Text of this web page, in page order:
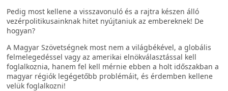
Pedig most kellene a visszavonuló és a rajtra készen álló
vezérpolitikusainknak hitet nyújtaniuk az embereknek! De
hogyan?
A Magyar Szövetségnek most nem a világbékével, a globális
felmelegedéssel vagy az amerikai elnökválasztással kell
foglalkoznia, hanem fel kell mérnie ebben a holt időszakban a
magyar régiók legégetőbb problémáit, és érdemben kellene
velük foglalkozni!